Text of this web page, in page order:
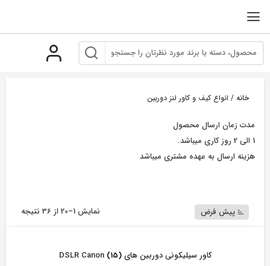
خانه / انواع کیف و کاور لنز دوربین
مدت زمان ارسال محصول
1 الی 2 روز کاری میباشد.
هزینه ارسال به عهده مشتری میباشد
نمایش 1–20 از 36 نتیجه پیش فرض
کاور سیلیکونی دوربین های DSLR Canon(15)